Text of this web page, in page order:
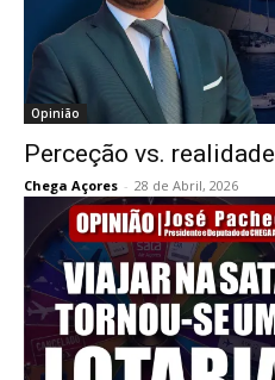
Opinião
Perceção vs. realidade
Chega Açores - 28 de Abril, 2026